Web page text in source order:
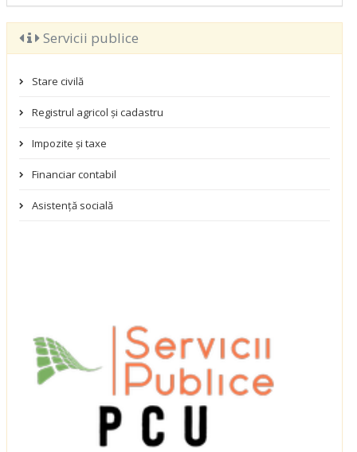
Servicii publice
Stare civilă
Registrul agricol și cadastru
Impozite și taxe
Financiar contabil
Asistență socială